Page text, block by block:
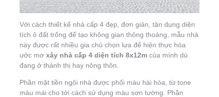
Với cách thiết kế nhà cấp 4 đẹp, đơn giản, tận dụng diện
tích ô đất trống để tạo không gian thông thoáng, mẫu nhà
này được rất nhiều gia chủ chọn lựa để hiện thực hóa
ước mơ xây nhà cấp 4 diện tích 8x12m của mình dù
đang ở thành thị hay nông thôn.
Phần mặt tiền ngôi nhà được phối màu hài hòa, từ tone
màu mái cho tới cách sử dụng màu sơn tường. Phần